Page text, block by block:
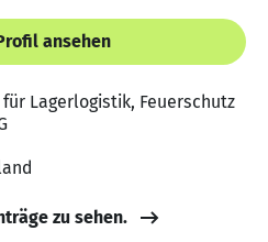
ansehen
Lagerlogistik, Feuerschutz
zu sehen.